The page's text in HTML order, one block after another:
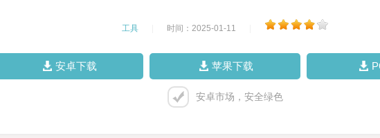
工具 时间：2025-01-11
安卓下载 苹果下载
安卓市场，安全绿色